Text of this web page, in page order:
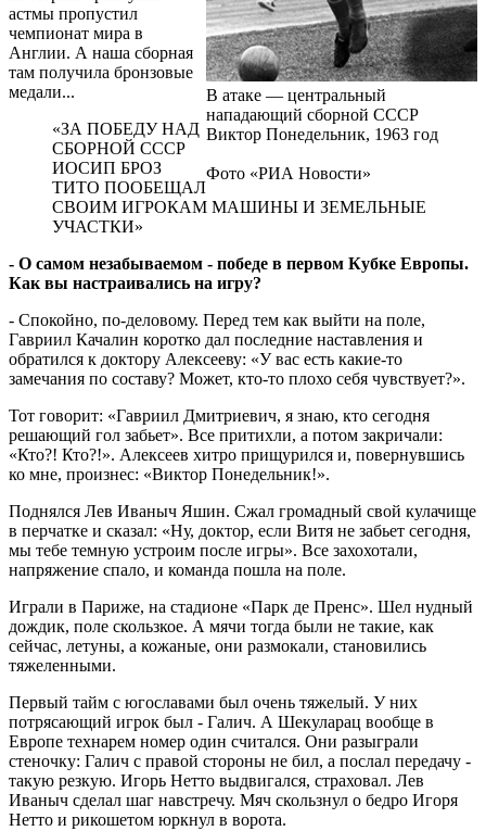
В атаке — центральный
нападающий сборной СССР
Виктор Понедельник, 1963 год
Фото «РИА Новости»
астмы пропустил
чемпионат мира в
Англии. А наша сборная
там получила бронзовые
медали...
«ЗА ПОБЕДУ НАД
СБОРНОЙ СССР
ИОСИП БРОЗ
ТИТО ПООБЕЩАЛ
СВОИМ ИГРОКАМ МАШИНЫ И ЗЕМЕЛЬНЫЕ
УЧАСТКИ»
- О самом незабываемом - победе в первом Кубке Европы.
Как вы настраивались на игру?
- Спокойно, по-деловому. Перед тем как выйти на поле,
Гавриил Качалин коротко дал последние наставления и
обратился к доктору Алексееву: «У вас есть какие-то
замечания по составу? Может, кто-то плохо себя чувствует?».
Тот говорит: «Гавриил Дмитриевич, я знаю, кто сегодня
решающий гол забьет». Все притихли, а потом закричали:
«Кто?! Кто?!». Алексеев хитро прищурился и, повернувшись
ко мне, произнес: «Виктор Понедельник!».
Поднялся Лев Иваныч Яшин. Сжал громадный свой кулачище
в перчатке и сказал: «Ну, доктор, если Витя не забьет сегодня,
мы тебе темную устроим после игры». Все захохотали,
напряжение спало, и команда пошла на поле.
Играли в Париже, на стадионе «Парк де Пренс». Шел нудный
дождик, поле скользкое. А мячи тогда были не такие, как
сейчас, летуны, а кожаные, они размокали, становились
тяжеленными.
Первый тайм с югославами был очень тяжелый. У них
потрясающий игрок был - Галич. А Шекуларац вообще в
Европе технарем номер один считался. Они разыграли
стеночку: Галич с правой стороны не бил, а послал передачу -
такую резкую. Игорь Нетто выдвигался, страховал. Лев
Иваныч сделал шаг навстречу. Мяч скользнул о бедро Игоря
Нетто и рикошетом юркнул в ворота.